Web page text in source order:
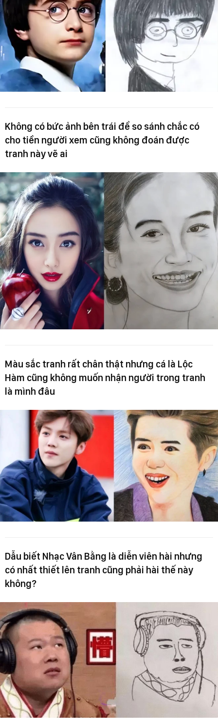
Không có bức ảnh bên trái để so sánh chắc có
cho tiền người xem cũng không đoán được
tranh này vẽ ai
Màu sắc tranh rất chân thật nhưng cá là Lộc
Hàm cũng không muốn nhận người trong tranh
là mình đâu
Dẫu biết Nhạc Vân Bằng là diễn viên hài nhưng
có nhất thiết lên tranh cũng phải hài thế này
không?